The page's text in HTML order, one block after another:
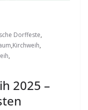
Dorffeste,
,Kirchweih,
,
2025 –